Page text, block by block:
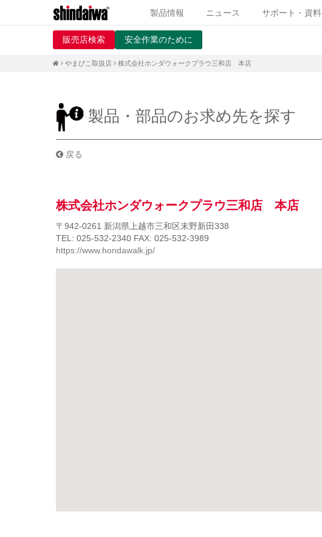
製品情報 ニュース サポート・資料
販売店検索 安全作業のために
やまびこ取扱店 株式会社ホンダウォークプラウ三和店 本店
製品・部品のお求め先を探す
戻る
株式会社ホンダウォークプラウ三和店 本店
〒942-0261 新潟県上越市三和区末野新田338
TEL: 025-532-2340 FAX: 025-532-3989
https://www.hondawalk.jp/